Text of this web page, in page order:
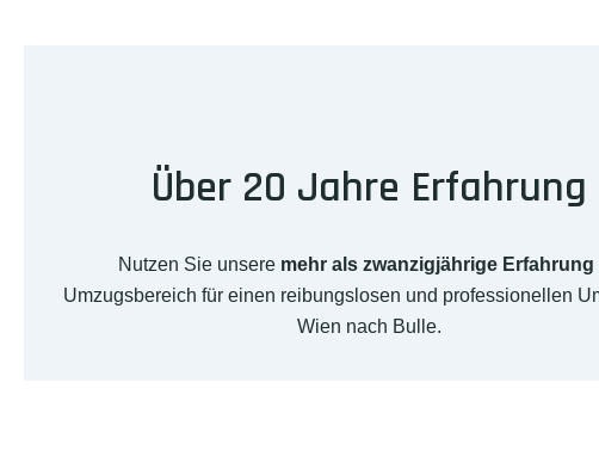
Über 20 Jahre Erfahrung
Nutzen Sie unsere mehr als zwanzigjährige Erfahrung
Umzugsbereich für einen reibungslosen und professionellen
Wien nach Bulle.